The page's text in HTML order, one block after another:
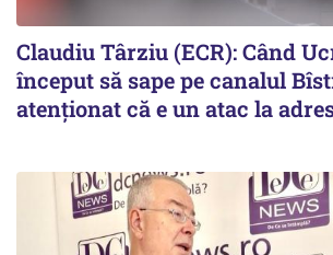
Claudiu Târziu (ECR): Când
început să sape pe canalul
atenționat că e un atac la